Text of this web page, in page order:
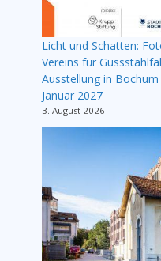
Licht und Schatten:
Vereins für
Ausstellung in
Januar 2027
3. August 2026